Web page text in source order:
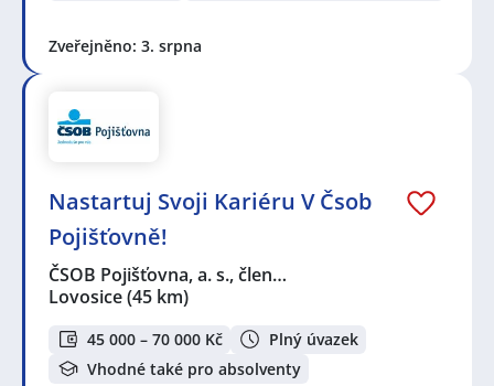
Zveřejněno: 3. srpna
Nastartuj Svoji Kariéru V Čsob
Pojišťovně!
ČSOB Pojišťovna, a. s., člen…
Lovosice(45 km)
45 000 – 70 000 Kč
Plný úvazek
Vhodné také pro absolventy